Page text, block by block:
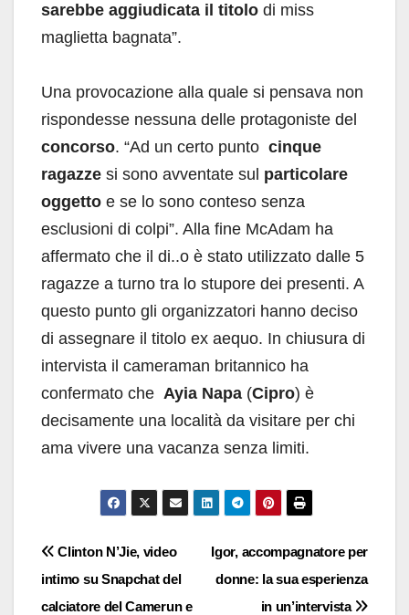
sarebbe aggiudicata il titolo di miss
maglietta bagnata”.
Una provocazione alla quale si pensava non
rispondesse nessuna delle protagoniste del
concorso. “Ad un certo punto cinque
ragazze si sono avventate sul particolare
oggetto e se lo sono conteso senza
esclusioni di colpi”. Alla fine McAdam ha
affermato che il di..o è stato utilizzato dalle 5
ragazze a turno tra lo stupore dei presenti. A
questo punto gli organizzatori hanno deciso
di assegnare il titolo ex aequo. In chiusura di
intervista il cameraman britannico ha
confermato che Ayia Napa (Cipro) è
decisamente una località da visitare per chi
ama vivere una vacanza senza limiti.
Navigazione
articoli
Igor, accompagnatore per
donne: la sua esperienza
in un’intervista
Clinton N’Jie, video
intimo su Snapchat del
calciatore del Camerun e